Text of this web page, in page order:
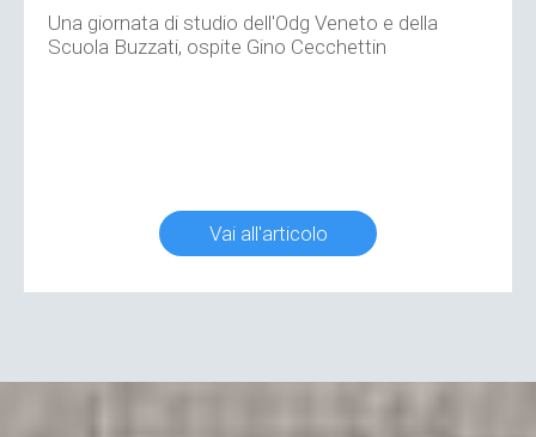
Una giornata di studio dell'Odg Veneto e della
Scuola Buzzati, ospite Gino Cecchettin
Vai all'articolo